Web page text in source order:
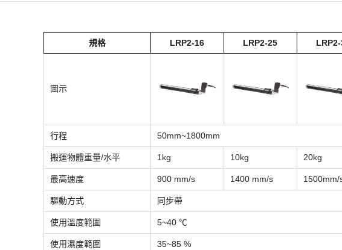
規格 LRP2-16 LRP2-25
圖示
行程 50mm~1800mm
搬運物體重量/水平 1kg 10kg 20kg
最高速度 900 mm/s 1400 mm/s 1500mm/
驅動方式 同步帶
使用溫度範圍 5~40 ℃
使用濕度範圍 35~85 %